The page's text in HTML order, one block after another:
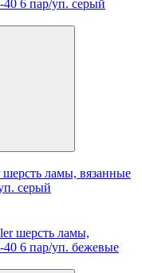
ламы, вязанные
серый